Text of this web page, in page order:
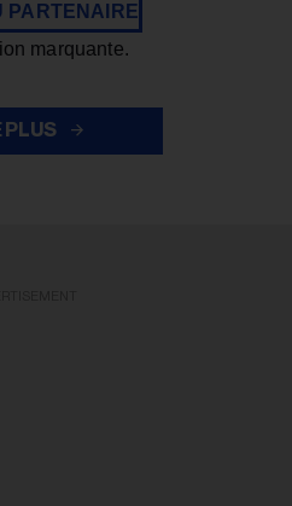
PARTENAIRE
marquante.
PLUS